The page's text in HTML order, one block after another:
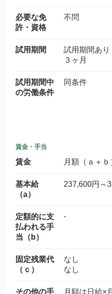
必要な免
許・資格
不問
試用期間
試用期間あり
３ヶ月
試用期間中
の労働条件
同条件
賃金・手当
賃金 月額（ａ＋
基本給
（a）
237,600円～
定額的に支
払われる手
当（b）
-
固定残業代
（ｃ）
なし
なし
その他の手 月額は日給×